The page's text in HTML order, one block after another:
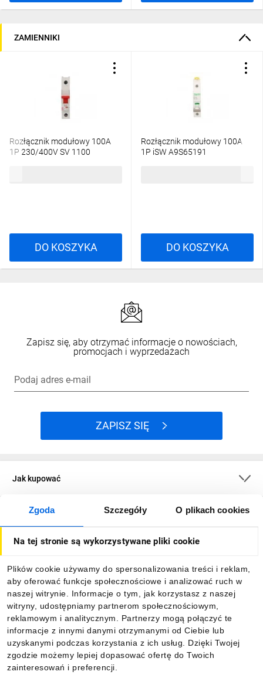
Zgoda Szczegóły O plikach cookies
Na tej stronie są wykorzystywane pliki cookie
Plików cookie używamy do spersonalizowania treści i reklam,
aby oferować funkcje społecznościowe i analizować ruch w
naszej witrynie. Informacje o tym, jak korzystasz z naszej
witryny, udostępniamy partnerom społecznościowym,
reklamowym i analitycznym. Partnerzy mogą połączyć te
informacje z innymi danymi otrzymanymi od Ciebie lub
uzyskanymi podczas korzystania z ich usług. Dzięki Twojej
zgodzie możemy lepiej dopasować ofertę do Twoich
zainteresowań i preferencji.
ZAMIENNIKI
Rozłącznik modułowy 100A
1P 230/400V SV 1100
DO KOSZYKA
Rozłącznik modułowy 100A
1P iSW A9S65191
DO KOSZYKA
Zapisz się, aby otrzymać informacje o nowościach,
promocjach i wyprzedażach
Podaj adres e-mail
ZAPISZ SIĘ
Jak kupować
O firmie
Informacje
Pobierz naszą aplikację mobilną: